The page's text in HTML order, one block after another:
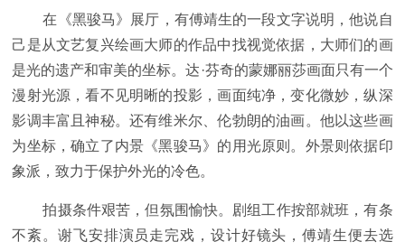
在《黑骏马》展厅，有傅靖生的一段文字说明，他说自
己是从文艺复兴绘画大师的作品中找视觉依据，大师们的画
是光的遗产和审美的坐标。达·芬奇的蒙娜丽莎画面只有一个
漫射光源，看不见明晰的投影，画面纯净，变化微妙，纵深
影调丰富且神秘。还有维米尔、伦勃朗的油画。他以这些画
为坐标，确立了内景《黑骏马》的用光原则。外景则依据印
象派，致力于保护外光的冷色。
拍摄条件艰苦，但氛围愉快。剧组工作按部就班，有条
不紊。谢飞安排演员走完戏，设计好镜头，傅靖生便去选